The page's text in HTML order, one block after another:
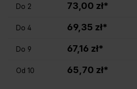
Do 2 73,00 zł*
Do 4 69,35 zł*
Do 9 67,16 zł*
Od 10 65,70 zł*